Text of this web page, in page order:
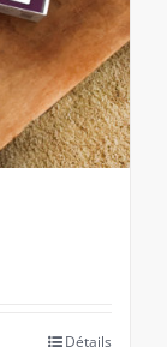
Détails